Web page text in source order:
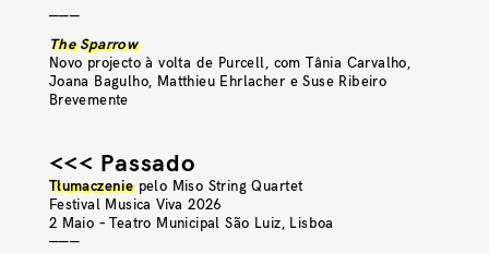
———
The Sparrow
Novo projecto à volta de Purcell, com Tânia Carvalho,
Joana Bagulho, Matthieu Ehrlacher e Suse Ribeiro
Brevemente
<<< Passado
Tłumaczeniepelo Miso String Quartet
Festival Musica Viva 2026
2 Maio – Teatro Municipal São Luiz, Lisboa
———